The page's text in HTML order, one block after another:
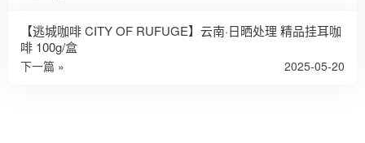
【逃城咖啡 CITY OF RUFUGE】云南·日晒处理 精品挂耳咖
啡 100g/盒
下一篇 » 2025-05-20